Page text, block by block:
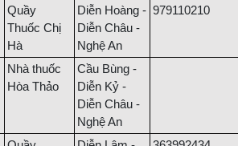
Quầy
Thuốc Chị
Hà
Diễn Hoàng -
Diễn Châu -
Nghệ An
979110210
Nhà thuốc
Hòa Thảo
Cầu Bùng -
Diễn Kỷ -
Diễn Châu -
Nghệ An